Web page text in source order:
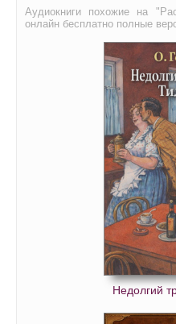
Аудиокниги похожие на
онлайн бесплатно полные
Недолгий